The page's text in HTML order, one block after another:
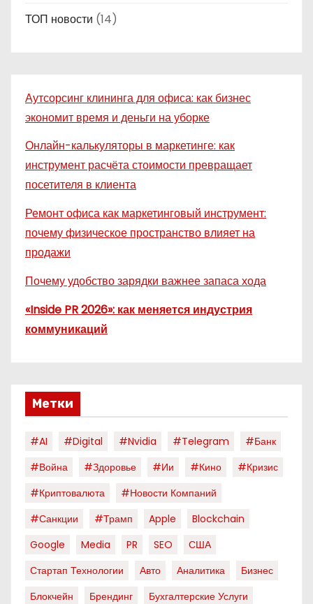
ТОП новости (14)
Аутсорсинг клининга для офиса: как бизнес
экономит время и деньги на уборке
Онлайн-калькуляторы в маркетинге: как
инструмент расчёта стоимости превращает
посетителя в клиента
Ремонт офиса как маркетинговый инструмент:
почему физическое пространство влияет на
продажи
Почему удобство зарядки важнее запаса хода
«Inside PR 2026»: как меняется индустрия
коммуникаций
Метки
#AI #digital #nvidia #telegram
#банк
#война
#здоровье #ии #кино
#кризис
#криптовалюта
#новости Компаний
#санкции
#трамп Apple
Blockchain
Google
Media PR SEO
США
Стартап Технологии
Авто Аналитика
Бизнес
Блокчейн
Брендинг
Бухгалтерские Услуги